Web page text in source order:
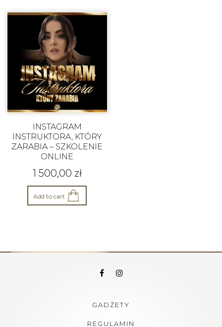
INSTAGRAM
INSTRUKTORA, KTÓRY
ZARABIA – SZKOLENIE
ONLINE
1 500,00 zł
Add to cart
GADŻETY
REGULAMIN